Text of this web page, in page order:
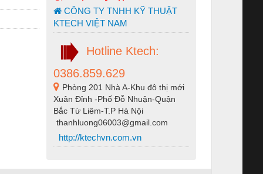
CÔNG TY TNHH KỸ THUẬT
KTECH VIỆT NAM
Hotline Ktech:
0386.859.629
Phòng 201 Nhà A-Khu đô thị mới
Xuân Đỉnh -Phố Đỗ Nhuận-Quận
Bắc Từ Liêm-T.P Hà Nội
thanhluong06003@gmail.com
http://ktechvn.com.vn